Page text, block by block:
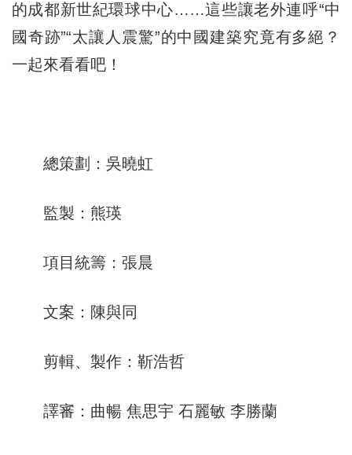
的成都新世紀環球中心……這些讓老外連呼“中
國奇跡”“太讓人震驚”的中國建築究竟有多絕？
一起來看看吧！
總策劃：吳曉虹
監製：熊瑛
項目統籌：張晨
文案：陳與同
剪輯、製作：靳浩哲
譯審：曲暢 焦思宇 石麗敏 李勝蘭